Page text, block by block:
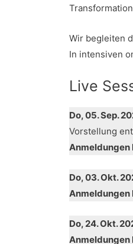
Wir begleiten
In intensiven
Live
Do, 05. Sep.
Vorstellung
Do, 03. Okt.
Do, 24. Okt.